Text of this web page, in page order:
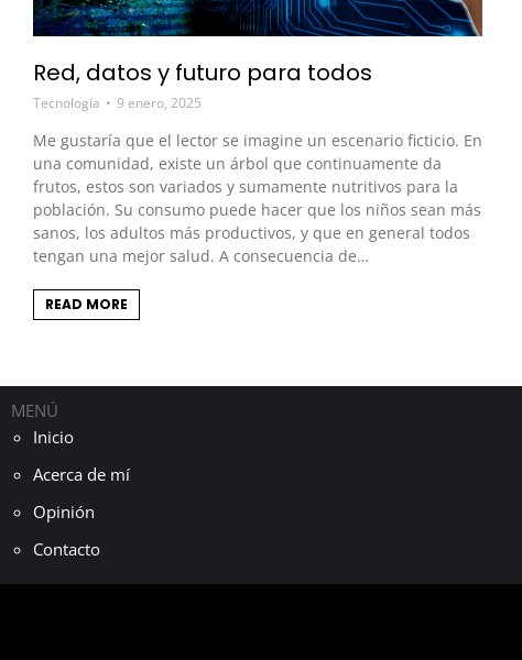
Red, datos y futuro para todos
Tecnología 9 enero, 2025
Me gustaría que el lector se imagine un escenario ficticio. En
una comunidad, existe un árbol que continuamente da
frutos, estos son variados y sumamente nutritivos para la
población. Su consumo puede hacer que los niños sean más
sanos, los adultos más productivos, y que en general todos
tengan una mejor salud. A consecuencia de…
READ MORE
MENÚ
Inicio
Acerca de mí
Opinión
Contacto